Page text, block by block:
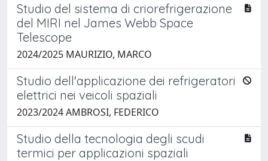
Studio del sistema di criorefrigerazione
del MIRI nel James Webb Space
Telescope
2024/2025 MAURIZIO, MARCO
Studio dell'applicazione dei refrigeratori
elettrici nei veicoli spaziali
2023/2024 AMBROSI, FEDERICO
Studio della tecnologia degli scudi
termici per applicazioni spaziali